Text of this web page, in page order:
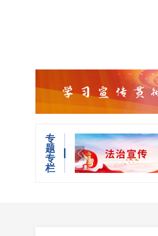
专
题
专
栏